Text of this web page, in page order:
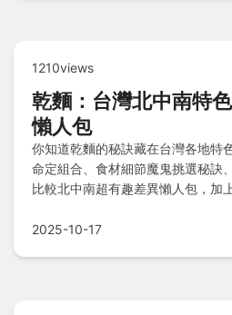
1210views
乾麵：台灣北中南特
懶人包
你知道乾麵的秘訣藏在台灣各地特
命定組合、食材細節魔鬼挑選秘訣
比較北中南超有趣差異懶人包，加
2025-10-17